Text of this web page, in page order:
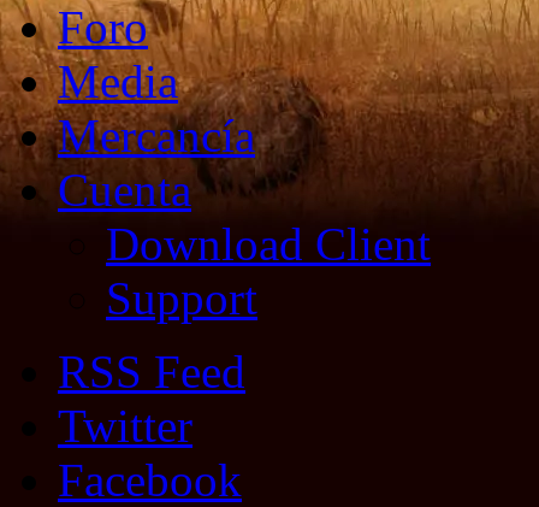
Foro
Media
Mercancía
Cuenta
Download Client
Support
RSS Feed
Twitter
Facebook